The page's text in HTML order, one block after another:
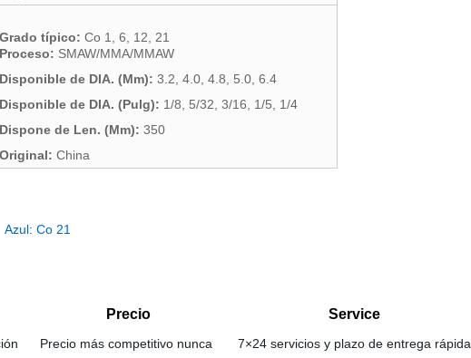
Grado típico: Co 1, 6, 12, 21
Proceso: SMAW/MMA/MMAW
Disponible de DIA. (Mm): 3.2, 4.0, 4.8, 5.0, 6.4
Disponible de DIA. (Pulg): 1/8, 5/32, 3/16, 1/5, 1/4
Dispone de Len. (Mm): 350
Original: China
Co 21
Precio
Precio más competitivo nunca
Service
7×24 servicios y plazo de entrega rápida